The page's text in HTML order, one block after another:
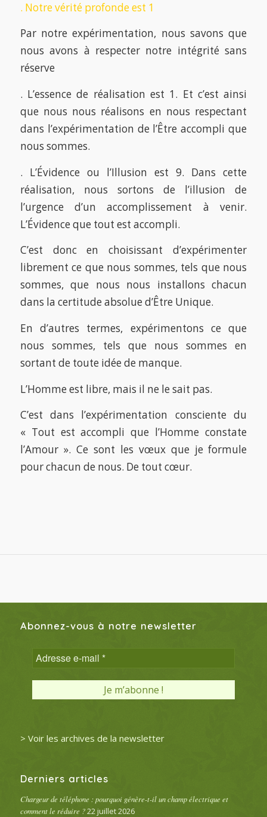
. Notre vérité profonde est 1
Par notre expérimentation, nous savons que
nous avons à respecter notre intégrité sans
réserve
. L’essence de réalisation est 1. Et c’est ainsi
que nous nous réalisons en nous respectant
dans l’expérimentation de l’Être accompli que
nous sommes.
. L’Évidence ou l’Illusion est 9. Dans cette
réalisation, nous sortons de l’illusion de
l’urgence d’un accomplissement à venir.
L’Évidence que tout est accompli.
C’est donc en choisissant d’expérimenter
librement ce que nous sommes, tels que nous
sommes, que nous nous installons chacun
dans la certitude absolue d’Être Unique.
En d’autres termes, expérimentons ce que
nous sommes, tels que nous sommes en
sortant de toute idée de manque.
L’Homme est libre, mais il ne le sait pas.
C’est dans l’expérimentation consciente du
« Tout est accompli que l’Homme constate
l’Amour ». Ce sont les vœux que je formule
pour chacun de nous. De tout cœur.
Abonnez-vous à notre newsletter
> Voir les archives de la newsletter
Derniers articles
Chargeur de téléphone : pourquoi génère-t-il un champ électrique et
comment le réduire ? 22 juillet 2026